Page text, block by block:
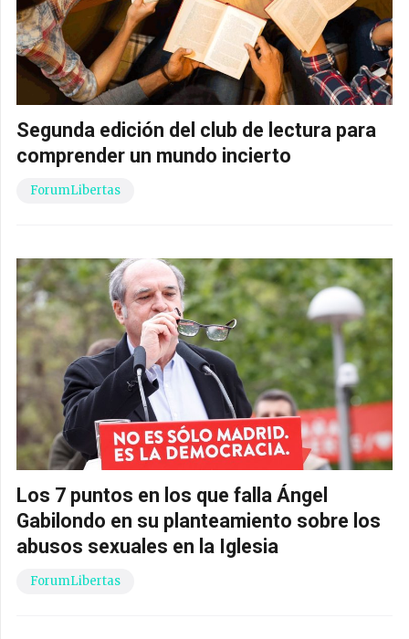
Segunda edición del club de lectura para
comprender un mundo incierto
ForumLibertas
Los 7 puntos en los que falla Ángel
Gabilondo en su planteamiento sobre los
abusos sexuales en la Iglesia
ForumLibertas